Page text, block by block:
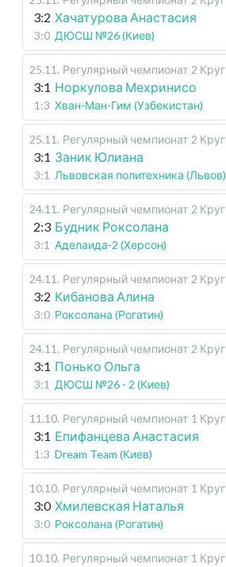
3:2 Хачатурова Анастасия
3:0 ДЮСШ №26 (Киев)
25.11 . Регулярный чемпионат 2 Круг
3:1 Норкулова Мехринисо
1:3 Хван-Ман-Гим (Узбекистан)
25.11 . Регулярный чемпионат 2 Круг
3:1 Заник Юлиана
3:1 Львовская политехника (Львов)
24.11 . Регулярный чемпионат 2 Круг
2:3 Будник Роксолана
3:1 Аделаида-2 (Херсон)
24.11 . Регулярный чемпионат 2 Круг
3:2 Кибанова Алина
3:0 Роксолана (Рогатин)
24.11 . Регулярный чемпионат 2 Круг
3:1 Понько Ольга
3:1 ДЮСШ №26 - 2 (Киев)
11.10. Регулярный чемпионат 1 Круг
3:1 Епифанцева Анастасия
1:3 Dream Team (Киев)
10.10. Регулярный чемпионат 1 Круг
3:0 Хмилевская Наталья
3:0 Роксолана (Рогатин)
10.10. Регулярный чемпионат 1 Круг